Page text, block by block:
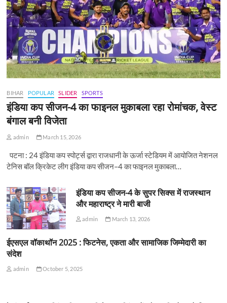
BIHAR POPULAR SLIDER SPORTS
इंडिया कप सीजन-4 का फाइनल मुकाबला रहा रोमांचक, वेस्ट
बंगाल बनी विजेता
admin March 15, 2026
पटना : 24 इंडिया कप स्पोर्ट्स द्वारा राजधानी के ऊर्जा स्टेडियम में आयोजित नेशनल
टेनिस बॉल क्रिकेट लीग इंडिया कप सीजन–4 का फाइनल मुकाबला…
इंडिया कप सीजन-4 के सुपर सिक्स में राजस्थान
और महाराष्ट्र ने मारी बाजी
admin March 13, 2026
ईएसएल वॉकाथॉन 2025 : फिटनेस, एकता और सामाजिक जिम्मेदारी का
संदेश
admin October 5, 2025